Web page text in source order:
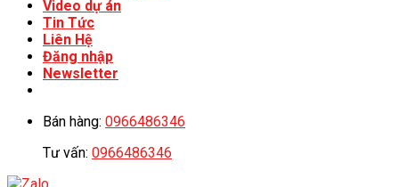
Video dự án
Tin Tức
Liên Hệ
Đăng nhập
Newsletter
Bán hàng: 0966486346
Tư vấn: 0966486346